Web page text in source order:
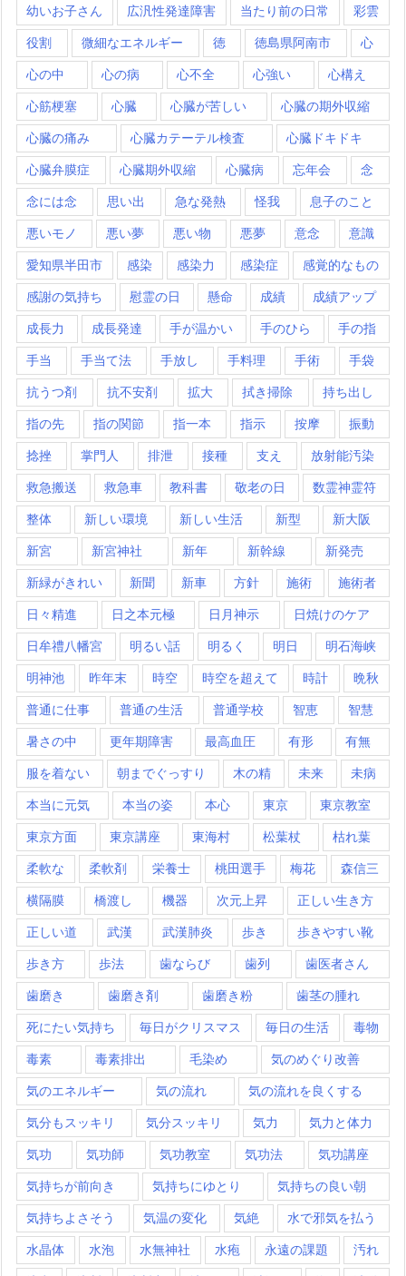
幼いお子さん 広汎性発達障害 当たり前の日常 彩雲
役割 微細なエネルギー 徳 徳島県阿南市 心
心の中 心の病 心不全 心強い 心構え
心筋梗塞 心臓 心臓が苦しい 心臓の期外収縮
心臓の痛み 心臓カテーテル検査 心臓ドキドキ
心臓弁膜症 心臓期外収縮 心臓病 忘年会 念
念には念 思い出 急な発熱 怪我 息子のこと
悪いモノ 悪い夢 悪い物 悪夢 意念 意識
愛知県半田市 感染 感染力 感染症 感覚的なもの
感謝の気持ち 慰霊の日 懸命 成績 成績アップ
成長力 成長発達 手が温かい 手のひら 手の指
手当 手当て法 手放し 手料理 手術 手袋
抗うつ剤 抗不安剤 拡大 拭き掃除 持ち出し
指の先 指の関節 指一本 指示 按摩 振動
捻挫 掌門人 排泄 接種 支え 放射能汚染
救急搬送 救急車 教科書 敬老の日 数霊神霊符
整体 新しい環境 新しい生活 新型 新大阪
新宮 新宮神社 新年 新幹線 新発売
新緑がきれい 新聞 新車 方針 施術 施術者
日々精進 日之本元極 日月神示 日焼けのケア
日牟禮八幡宮 明るい話 明るく 明日 明石海峡
明神池 昨年末 時空 時空を超えて 時計 晩秋
普通に仕事 普通の生活 普通学校 智恵 智慧
暑さの中 更年期障害 最高血圧 有形 有無
服を着ない 朝までぐっすり 木の精 未来 未病
本当に元気 本当の姿 本心 東京 東京教室
東京方面 東京講座 東海村 松葉杖 枯れ葉
柔軟な 柔軟剤 栄養士 桃田選手 梅花 森信三
横隔膜 橋渡し 機器 次元上昇 正しい生き方
正しい道 武漢 武漢肺炎 歩き 歩きやすい靴
歩き方 歩法 歯ならび 歯列 歯医者さん
歯磨き 歯磨き剤 歯磨き粉 歯茎の腫れ
死にたい気持ち 毎日がクリスマス 毎日の生活 毒物
毒素 毒素排出 毛染め 気のめぐり改善
気のエネルギー 気の流れ 気の流れを良くする
気分もスッキリ 気分スッキリ 気力 気力と体力
気功 気功師 気功教室 気功法 気功講座
気持ちが前向き 気持ちにゆとり 気持ちの良い朝
気持ちよさそう 気温の変化 気絶 水で邪気を払う
水晶体 水泡 水無神社 水疱 永遠の課題 汚れ